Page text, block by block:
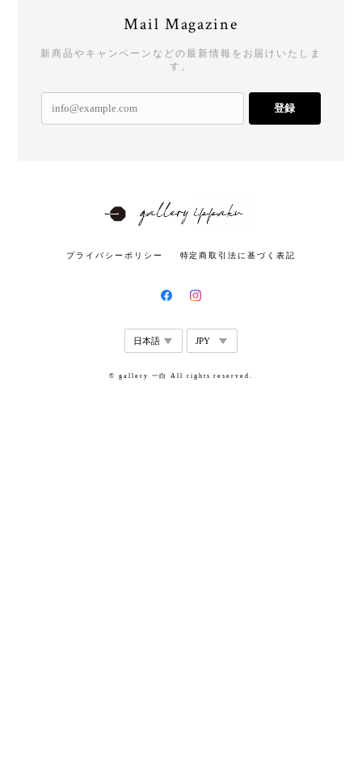
Mail Magazine
新商品やキャンペーンなどの最新情報をお届けいたしま
す。
登録
プライバシーポリシー 特定商取引法に基づく表記
© gallery 一白 All rights reserved.